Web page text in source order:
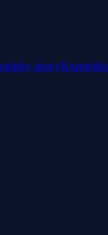
stravyKozmetika